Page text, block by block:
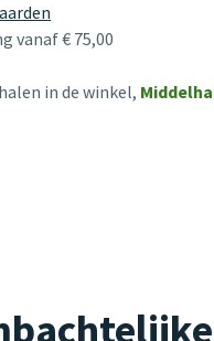
vanaf € 75,00
in de winkel,